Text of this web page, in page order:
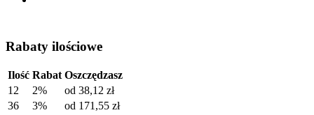
Rabaty ilościowe
Ilość Rabat Oszczędzasz
12
2% od 38,12 zł
36
3% od 171,55 zł